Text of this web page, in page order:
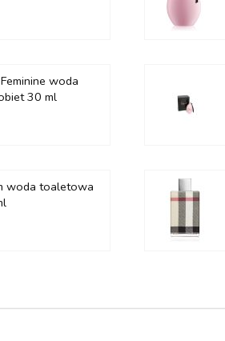
woda
30 ml
woda toaletowa